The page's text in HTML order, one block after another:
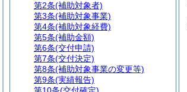
第2条(補助対象者)
第3条(補助対象事業)
第4条(補助対象経費)
第5条(補助金額)
第6条(交付申請)
第7条(交付決定)
第8条(補助対象事業の変更等)
第9条(実績報告)